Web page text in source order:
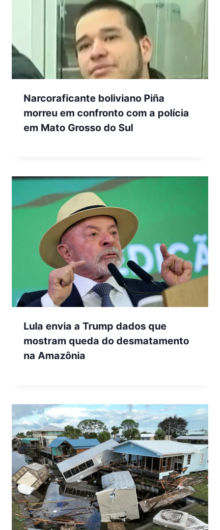
Narcoraficante boliviano Piña
morreu em confronto com a polícia
em Mato Grosso do Sul
Lula envia a Trump dados que
mostram queda do desmatamento
na Amazônia